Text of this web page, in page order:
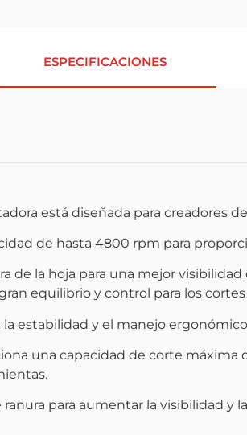
ESPECIFICACIONES
está diseñada para
de hasta 4800 rpm para
de la hoja para una mejor
equilibrio y control para los cortes
estabilidad y el manejo
una capacidad de corte
para aumentar la visibilidad